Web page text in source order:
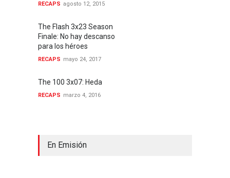
RECAPS agosto 12, 2015
The Flash 3x23 Season
Finale: No hay descanso
para los héroes
RECAPS mayo 24, 2017
The 100 3x07: Heda
RECAPS marzo 4, 2016
En Emisión